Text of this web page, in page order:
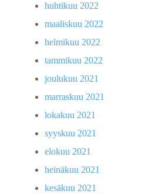
huhtikuu 2022
maaliskuu 2022
helmikuu 2022
tammikuu 2022
joulukuu 2021
marraskuu 2021
lokakuu 2021
syyskuu 2021
elokuu 2021
heinäkuu 2021
kesäkuu 2021